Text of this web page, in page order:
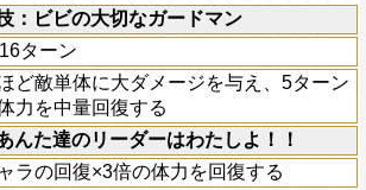
：ビビの大切なガードマン
ターン
ど敵単体に大ダメージを与え、5ターン
力を中量回復する
んた達のリーダーはわたしよ！！
ラの回復×3倍の体力を回復する